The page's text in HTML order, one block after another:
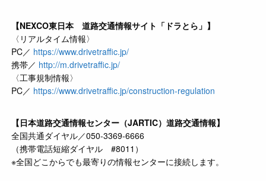
【NEXCO東日本 道路交通情報サイト「ドラとら」】
〈リアルタイム情報〉
PC／ https://www.drivetraffic.jp/
携帯／ http://m.drivetraffic.jp/
〈工事規制情報〉
PC／ https://www.drivetraffic.jp/construction-regulation
【日本道路交通情報センター（JARTIC）道路交通情報】
全国共通ダイヤル／050-3369-6666
（携帯電話短縮ダイヤル #8011）
※全国どこからでも最寄りの情報センターに接続します。